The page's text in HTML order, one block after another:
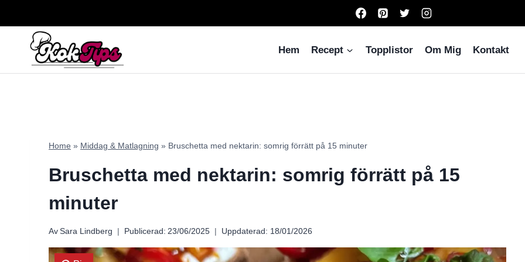
Hem
Recept Topplistor Om Mig Kontakt
Home » Middag & Matlagning » Bruschetta med nektarin: somrig förrätt på 15 minuter
Bruschetta med nektarin: somrig förrätt på 15
minuter
Av Sara Lindberg Publicerad: 23/06/2025 Uppdaterad: 18/01/2026